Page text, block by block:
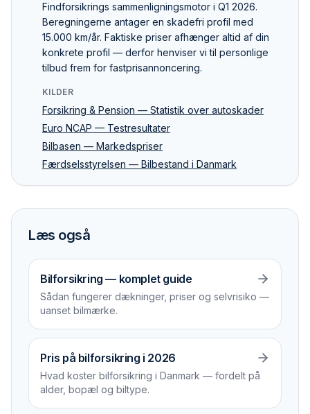
Findforsikrings sammenlignings­motor i Q1 2026.
Beregningerne antager en skadefri profil med
15.000 km/år. Faktiske priser afhænger altid af din
konkrete profil — derfor henviser vi til personlige
tilbud frem for fastpris­annoncering.
KILDER
Forsikring & Pension — Statistik over autoskader
Euro NCAP — Testresultater
Bilbasen — Markedspriser
Færdselsstyrelsen — Bilbestand i Danmark
Læs også
Bilforsikring — komplet guide
Sådan fungerer dækninger, priser og selvrisiko —
uanset bilmærke.
Pris på bilforsikring i 2026
Hvad koster bilforsikring i Danmark — fordelt på
alder, bopæl og biltype.